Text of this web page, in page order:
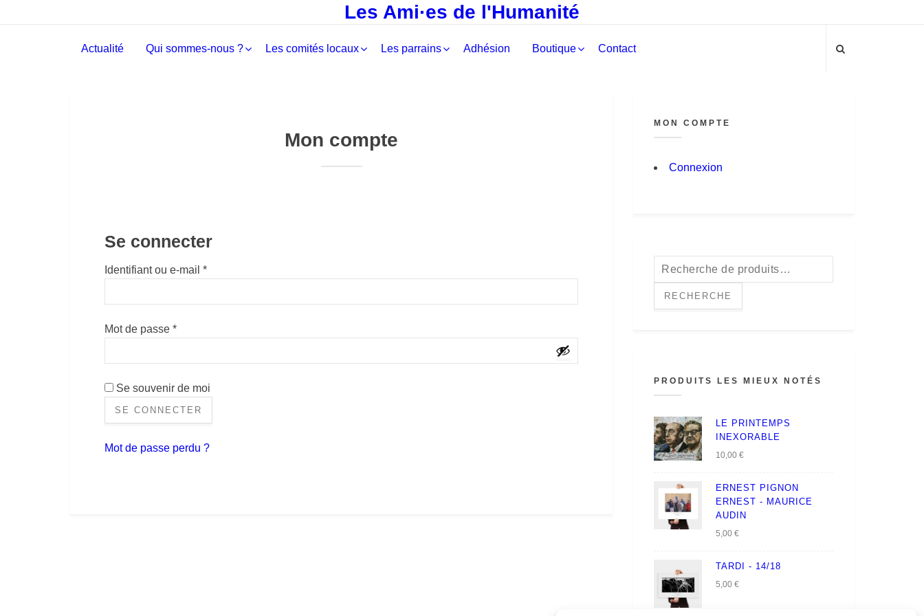
Les Ami·es de l'Humanité
Actualité Qui sommes-nous ? Les comités locaux Les parrains Adhésion Boutique Contact
Mon compte
Se connecter
Identifiant ou e-mail *Obligatoire
Mot de passe *Obligatoire
Se souvenir de moi
SE CONNECTER
Mot de passe perdu ?
MON COMPTE
Connexion
Recherche
pour :
RECHERCHE
PRODUITS LES MIEUX NOTÉS
LE PRINTEMPS
INEXORABLE
10,00 €
ERNEST PIGNON
ERNEST - MAURICE
AUDIN
5,00 €
TARDI - 14/18
5,00 €